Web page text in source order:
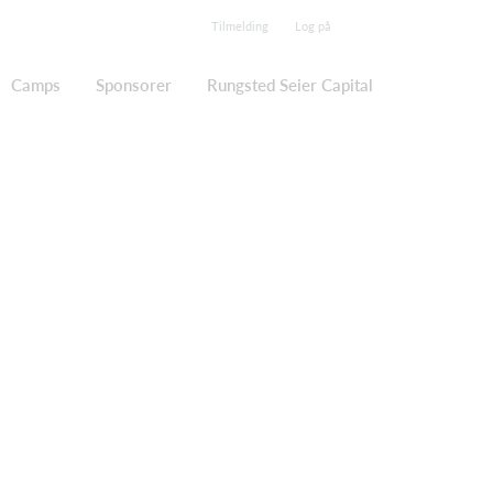
Tilmelding Log på
Camps Sponsorer Rungsted Seier Capital